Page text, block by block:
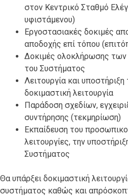
στον Κεντρικό Σταθμό
υφιστάμενου)
Εργοστασιακές δοκιμές
αποδοχής επί τόπου
Δοκιμές ολοκλήρωσης των
του Συστήματος
Λειτουργία και
δοκιμαστική λειτουργία
Παράδοση σχεδίων,
συντήρησης (τεκμηρίωση)
Εκπαίδευση του
λειτουργίες, την
Συστήματος
Θα υπάρξει δοκιμαστική
συστήματος καθώς και